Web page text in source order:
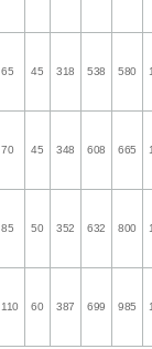
65 45 318 538 580
70 45 348 608 665
85 50 352 632 800
110 60 387 699 985